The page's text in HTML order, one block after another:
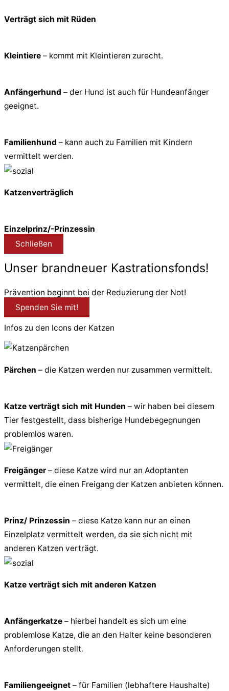
Verträgt sich mit Rüden
Kleintiere – kommt mit Kleintieren zurecht.
Anfängerhund – der Hund ist auch für Hundeanfänger
geeignet.
Familienhund – kann auch zu Familien mit Kindern
vermittelt werden.
Katzenverträglich
Einzelprinz/-Prinzessin
Schließen
Unser brandneuer Kastrationsfonds!
Prävention beginnt bei der Reduzierung der Not!
Spenden Sie mit!
Infos zu den Icons der Katzen
Pärchen – die Katzen werden nur zusammen vermittelt.
Katze verträgt sich mit Hunden – wir haben bei diesem
Tier festgestellt, dass bisherige Hundebegegnungen
problemlos waren.
Freigänger – diese Katze wird nur an Adoptanten
vermittelt, die einen Freigang der Katzen anbieten können.
Prinz/ Prinzessin – diese Katze kann nur an einen
Einzelplatz vermittelt werden, da sie sich nicht mit
anderen Katzen verträgt.
Katze verträgt sich mit anderen Katzen
Anfängerkatze – hierbei handelt es sich um eine
problemlose Katze, die an den Halter keine besonderen
Anforderungen stellt.
Familiengeeignet – für Familien (lebhaftere Haushalte)